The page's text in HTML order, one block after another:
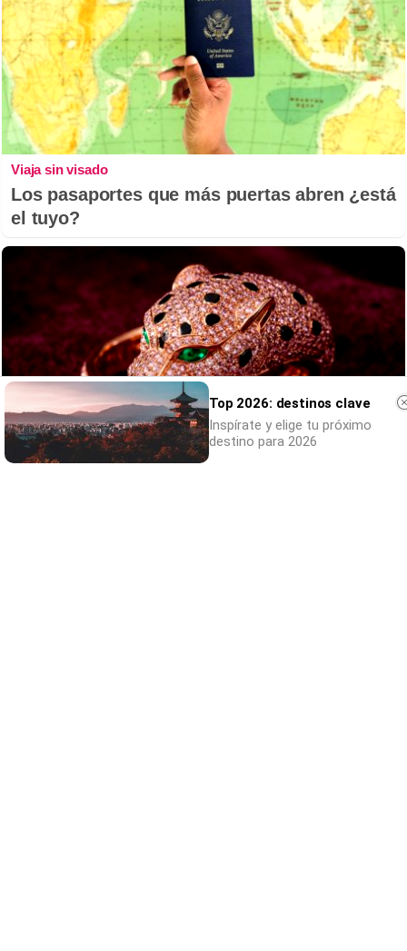
Viaja sin visado
Los pasaportes que más puertas abren ¿está
el tuyo?
Top 2026: destinos clave
Inspírate y elige tu próximo
destino para 2026